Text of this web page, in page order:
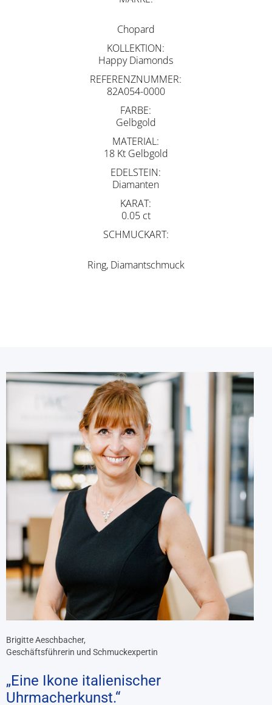
Chopard
KOLLEKTION
Happy Diamonds
REFERENZNUMMER
82A054-0000
FARBE
Gelbgold
MATERIAL
18 Kt Gelbgold
EDELSTEIN
Diamanten
KARAT
0.05 ct
SCHMUCKART
Ring, Diamantschmuck
Brigitte Aeschbacher,
Geschäftsführerin und Schmuckexpertin
„Eine Ikone italienischer
Uhrmacherkunst.“